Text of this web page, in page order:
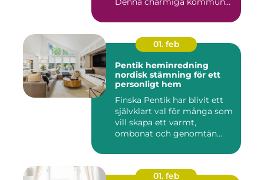
01. feb
Pentik heminredning
nordisk stämning för ett
personligt hem
Finska Pentik har blivit ett
självklart val för många som
vill skapa ett varmt,
ombonat och genomtän...
01. feb